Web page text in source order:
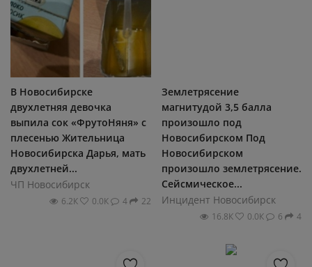
В Новосибирске
двухлетняя девочка
выпила сок «ФрутоНяня» с
плесенью Жительница
Новосибирска Дарья, мать
двухлетней...
ЧП Новосибирск
6.2К 0.0К 4 22
Землетрясение
магнитудой 3,5 балла
произошло под
Новосибирском Под
Новосибирском
произошло землетрясение.
Сейсмическое...
Инцидент Новосибирск
16.8К 0.0К 6 4